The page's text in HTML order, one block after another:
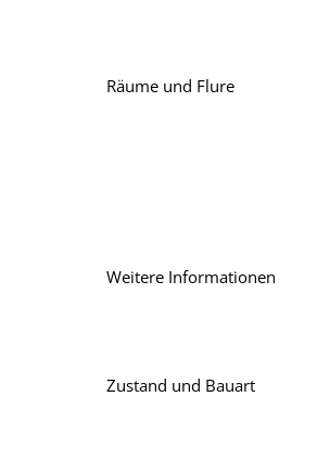
Räume und Flure
Weitere Informationen
Zustand und Bauart